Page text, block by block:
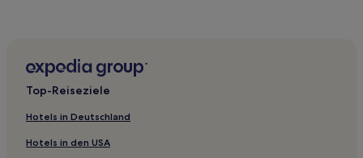
Hotels nahe Bahnhof Milano Porta Vittoria
Hotels nahe Straßenbahnhaltestelle Viale Col di Lana
Hotels nahe Metrostation Porta Venezia
Hotels nahe Der Israelitische Tempel von Mailand
Top-Reiseziele
Hotels in Deutschland
Hotels in den USA